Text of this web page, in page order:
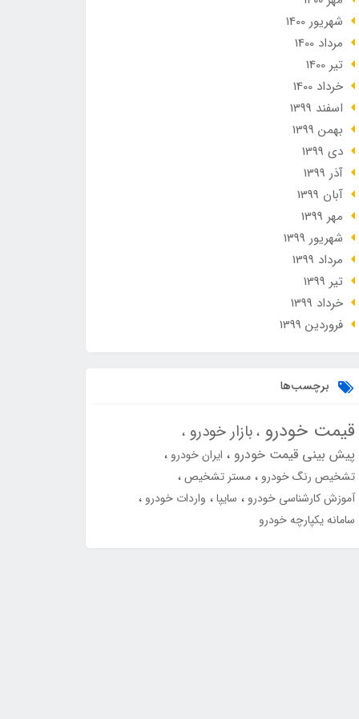
شهریور 1400
مرداد 1400
تير 1400
خرداد 1400
اسفند 1399
بهمن 1399
دی 1399
آذر 1399
آبان 1399
مهر 1399
شهریور 1399
مرداد 1399
تير 1399
خرداد 1399
فروردین 1399
برچسب‌ها
قیمت خودرو بازار خودرو
پیش بینی قیمت خودرو ایران خودرو
تشخیص رنگ خودرو مستر تشخیص
آموزش کارشناسی خودرو سایپا واردات خودرو
سامانه یکپارچه خودرو